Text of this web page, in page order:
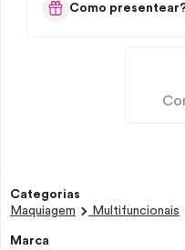
Como
Categorias
Maquiagem
Multifuncionais
Marca